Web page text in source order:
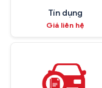
Tín dụng
Giá liên hệ